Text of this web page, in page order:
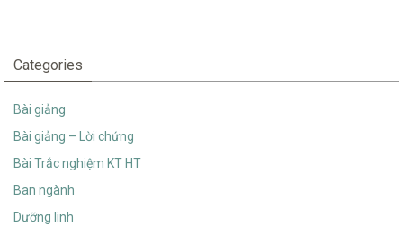
Categories
Bài giảng
Bài giảng – Lời chứng
Bài Trắc nghiệm KT HT
Ban ngành
Dưỡng linh